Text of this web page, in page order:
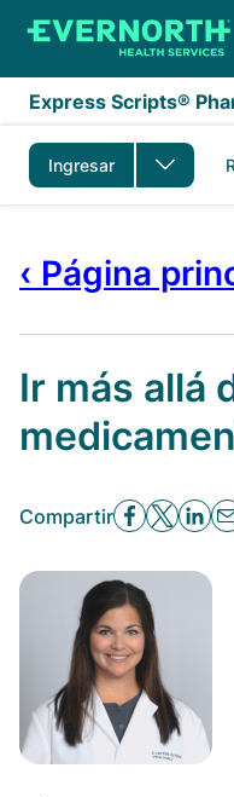
Saltar al contenido
Express Scripts®
Ingresar
‹ Página
Ir más allá
Compartir